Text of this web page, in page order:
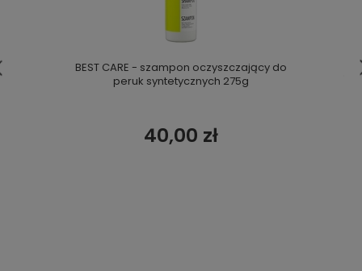
BEST CARE - szampon oczyszczający do
peruk syntetycznych 275g
40,00 zł